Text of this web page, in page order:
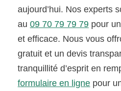
aujourd’hui. Nos experts
au09 70 79 79 79 pour
et efficace. Nous vous
gratuit et un devis
tranquillité d’esprit en
formulaire en ligne pour